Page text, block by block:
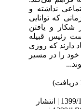
نداشته و
که توانایی
و یافتن
رئیس قبیله
دارند که روزی
را در مسیر
دریافت: 1399/1/16 | پذیرش: 1399/1/21 | انتشار